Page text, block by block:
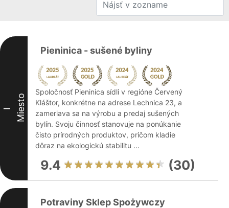
I Miesto
Pieninica - sušené byliny
Spoločnosť Pieninica sídli v regióne Červený
Kláštor, konkrétne na adrese Lechnica 23, a
zameriava sa na výrobu a predaj sušených
bylín. Svoju činnosť stanovuje na ponúkanie
čisto prírodných produktov, pričom kladie
dôraz na ekologickú stabilitu ...
9.4 (30)
Potraviny Sklep Spożywczy